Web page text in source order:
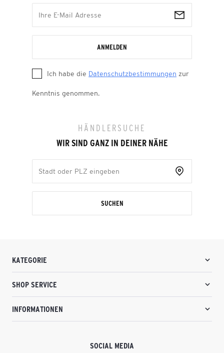
ANMELDEN
Ich habe die Datenschutzbestimmungen zur
Kenntnis genommen.
HÄNDLERSUCHE
WIR SIND GANZ IN DEINER NÄHE
SUCHEN
KATEGORIE
SHOP SERVICE
INFORMATIONEN
SOCIAL MEDIA